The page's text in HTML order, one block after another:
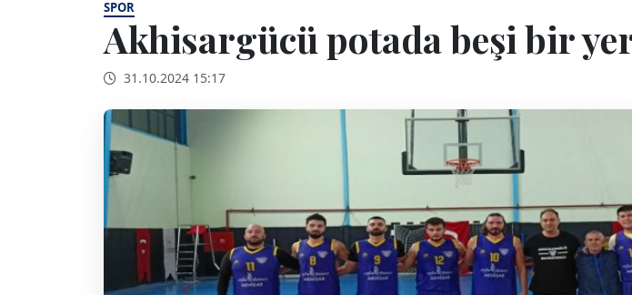
SPOR
Akhisargücü potada beşi bir
31.10.2024 15:17